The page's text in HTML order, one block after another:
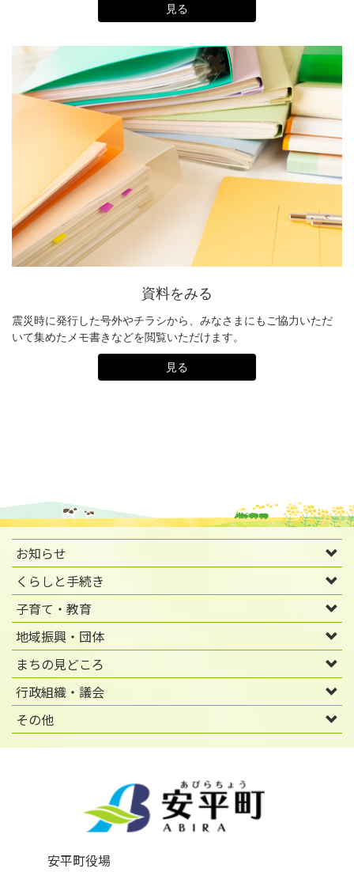
見る
資料をみる
震災時に発行した号外やチラシから、みなさまにもご協力いただ
いて集めたメモ書きなどを閲覧いただけます。
見る
お知らせ
くらしと手続き
子育て・教育
地域振興・団体
まちの見どころ
行政組織・議会
その他
安平町役場